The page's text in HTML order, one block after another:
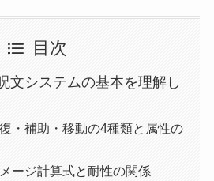
目次
文システムの基本を理解し
・補助・移動の4種類と属性の
ージ計算式と耐性の関係